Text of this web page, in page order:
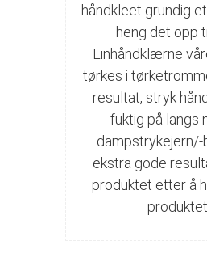
håndkleet grundig
heng det opp
Linhåndklærne
tørkes i
resultat, stryk
fuktig på langs
dampstrykejern/-
ekstra gode
produktet etter å
produktet.